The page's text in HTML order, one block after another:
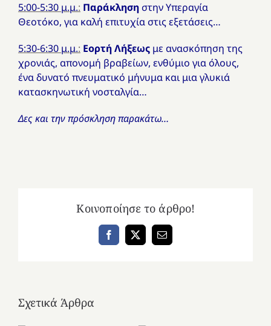
5:00-5:30 μ.μ.: Παράκληση στην Υπεραγία
Θεοτόκο, για καλή επιτυχία στις εξετάσεις…
5:30-6:30 μ.μ.: Εορτή Λήξεως με ανασκόπηση της
χρονιάς, απονομή βραβείων, ενθύμιο για όλους,
ένα δυνατό πνευματικό μήνυμα και μια γλυκιά
κατασκηνωτική νοσταλγία…
Δες και την πρόσκληση παρακάτω…
Κοινοποίησε το άρθρο!
Facebook
X Email
Σχετικά Άρθρα